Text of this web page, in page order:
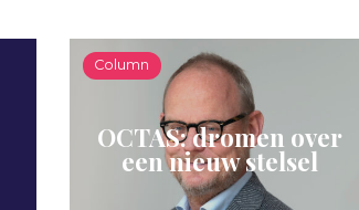
Column
OCTAS: dromen over
een nieuw stelsel